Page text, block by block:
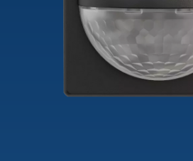
Detetores de presença e
Controlo da hora e da luz
Sistema de casa
Projetores de LED
Comutação e regulação
Theben AG
Linha direta